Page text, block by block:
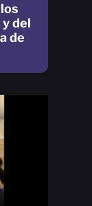
del
de